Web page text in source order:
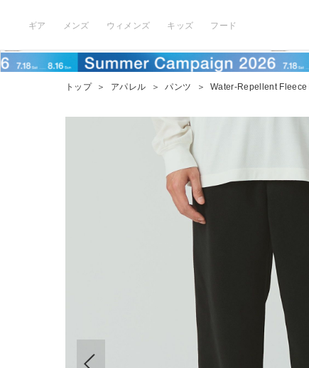
ギア メンズ ウィメンズ キッズ フード
トップ ＞ アパレル ＞ パンツ ＞ Water-Repellent Fleece